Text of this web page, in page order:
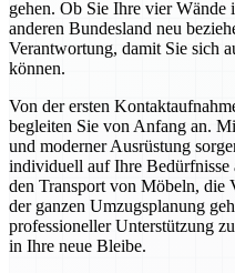
gehen. Ob Sie Ihre vier Wände
anderen Bundesland neu
Verantwortung, damit Sie sich
können.
Von der ersten
begleiten Sie von Anfang an.
und moderner Ausrüstung
individuell auf Ihre Bedürfnisse
den Transport von Möbeln, die
der ganzen Umzugsplanung
professioneller Unterstützung
in Ihre neue Bleibe.